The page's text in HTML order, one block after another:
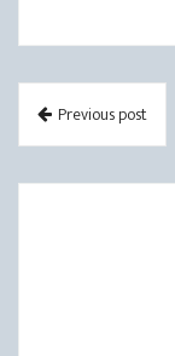
Previous post